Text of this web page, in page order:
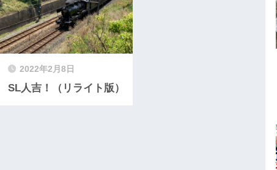
2022年2月8日
SL人吉！（リライト版）